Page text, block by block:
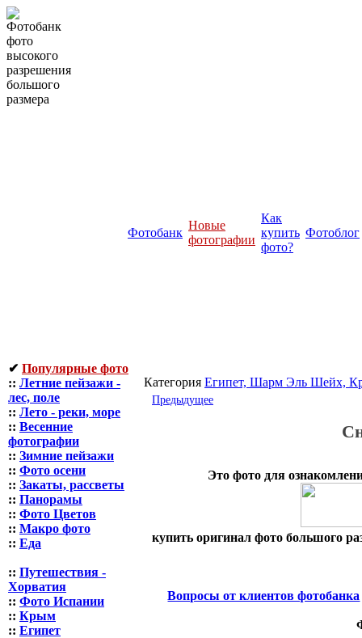
Фотобанк
Новые
фотографии
Как
купить
фото?
Фотоблог
✔ Популярные фото
:: Летние пейзажи -
лес, поле
:: Лето - реки, море
:: Весенние
фотографии
:: Зимние пейзажи
:: Фото осени
:: Закаты, рассветы
:: Панорамы
:: Фото Цветов
:: Макро фото
:: Еда
:: Путешествия -
Хорватия
:: Фото Испании
:: Крым
:: Египет
Категория Египет, Шарм Эль Шейх,
Предыдущее
Это фото для
купить оригинал фото большого
Вопросы от клиентов фотобанка